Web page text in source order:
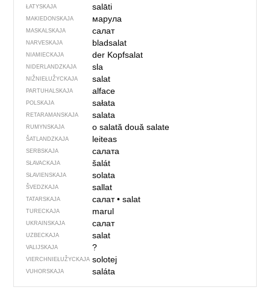
ŁATYSKAJA salāti
MAKIEDONSKAJA марула
MASKALSKAJA салат
NARVESKAJA bladsalat
NIAMIECKAJA der Kopfsalat
NIDERLANDZKAJA sla
NIŽNIEŁUŽYCKAJA salat
PARTUHALSKAJA alface
POLSKAJA sałata
RETARAMANSKAJA salata
RUMYNSKAJA o salatădouă salate
ŠATLANDZKAJA leiteas
SERBSKAJA салата
SŁAVACKAJA šalát
SŁAVIENSKAJA solata
ŠVEDZKAJA sallat
TATARSKAJA салат• salat
TURECKAJA marul
UKRAINSKAJA салат
UZBECKAJA salat
VALIJSKAJA ?
VIERCHNIE­ŁUŽYCKAJA solotej
VUHORSKAJA saláta